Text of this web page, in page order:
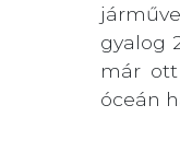
gyalog
már
óceán